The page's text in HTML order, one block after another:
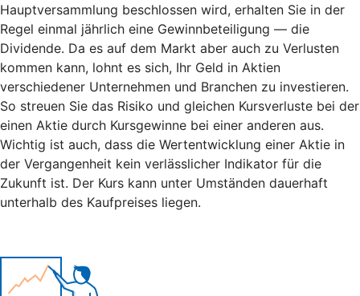
Hauptversammlung beschlossen wird, erhalten Sie in der
Regel einmal jährlich eine Gewinnbeteiligung — die
Dividende. Da es auf dem Markt aber auch zu Verlusten
kommen kann, lohnt es sich, Ihr Geld in Aktien
verschiedener Unternehmen und Branchen zu investieren.
So streuen Sie das Risiko und gleichen Kursverluste bei der
einen Aktie durch Kursgewinne bei einer anderen aus.
Wichtig ist auch, dass die Wertentwicklung einer Aktie in
der Vergangenheit kein verlässlicher Indikator für die
Zukunft ist. Der Kurs kann unter Umständen dauerhaft
unterhalb des Kaufpreises liegen.